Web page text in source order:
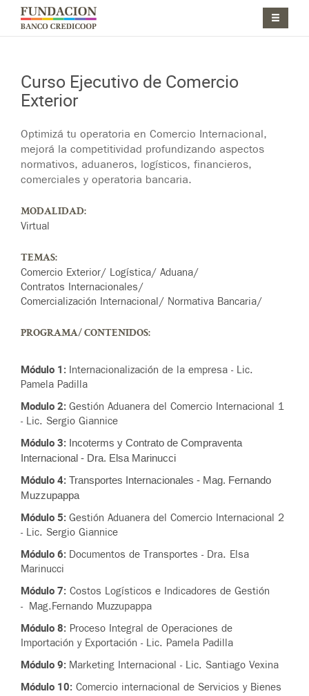
Pasar al contenido principal
Jump to main content
Curso Ejecutivo de Comercio
Exterior
Jump to main content
Optimizá tu operatoria en Comercio Internacional,
mejorá la competitividad profundizando aspectos
normativos, aduaneros, logísticos, financieros,
comerciales y operatoria bancaria.
MODALIDAD:
Virtual
TEMAS:
Comercio Exterior Logística
Aduana
Contratos Internacionales
Comercialización Internacional
Normativa Bancaria
PROGRAMA/ CONTENIDOS:
Módulo 1: Internacionalización de la empresa - Lic.
Pamela Padilla
Modulo 2: Gestión Aduanera del Comercio Internacional 1
- Lic. Sergio Giannice
Módulo 3: Incoterms y Contrato de Compraventa
Internacional - ​Dra. Elsa Marinucci
Módulo 4: Transportes Internacionales - Mag. Fernando
Muzzupappa
Módulo 5: Gestión Aduanera del Comercio Internacional 2
- Lic. Sergio Giannice
Módulo 6: Documentos de Transportes - Dra. Elsa
Marinucci
Módulo 7: Costos Logísticos e Indicadores de Gestión
- Mag.Fernando Muzzupappa
Módulo 8: Proceso Integral de Operaciones de
Importación y Exportación - Lic. Pamela Padilla
Módulo 9: Marketing Internacional - Lic. Santiago Vexina
Módulo 10: Comercio internacional de Servicios y Bienes